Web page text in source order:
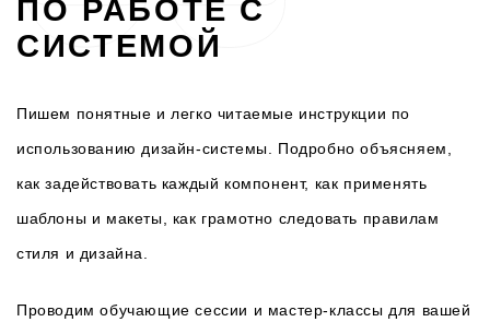
ПО РАБОТЕ С
СИСТЕМОЙ
Пишем понятные и легко читаемые инструкции по
использованию дизайн-системы. Подробно объясняем,
как задействовать каждый компонент, как применять
шаблоны и макеты, как грамотно следовать правилам
стиля и дизайна.
Проводим обучающие сессии и мастер-классы для вашей